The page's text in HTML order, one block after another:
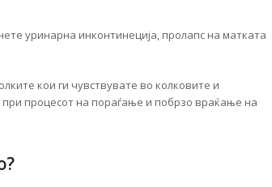
уринарна инконтинеција, пролапс на матката
кои ги чувствувате во колковите и
процесот на пораѓање и побрзо враќање на